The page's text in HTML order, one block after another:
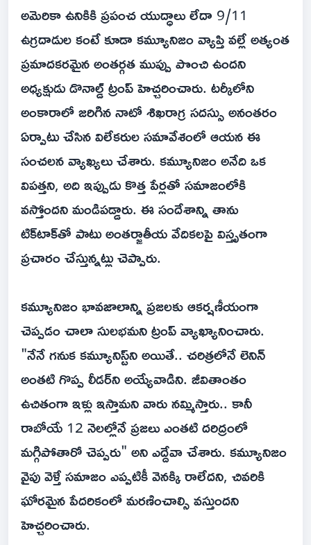
అమెరికా ఉనికికి ప్రపంచ యుద్ధాలు లేదా 9/11
ఉగ్రదాడుల కంటే కూడా కమ్యూనిజం వ్యాప్తి వల్లే అత్యంత
ప్రమాదకరమైన అంతర్గత ముప్పు పొంచి ఉందని
అధ్యక్షుడు డొనాల్డ్ ట్రంప్ హెచ్చరించారు. టర్కీలోని
అంకారాలో జరిగిన నాటో శిఖరాగ్ర సదస్సు అనంతరం
ఏర్పాటు చేసిన విలేకరుల సమావేశంలో ఆయన ఈ
సంచలన వ్యాఖ్యలు చేశారు. కమ్యూనిజం అనేది ఒక
విపత్తని, అది ఇప్పుడు కొత్త పేర్లతో సమాజంలోకి
వస్తోందని మండిపడ్డారు. ఈ సందేశాన్ని తాను
టిక్‌టాక్‌తో పాటు అంతర్జాతీయ వేదికలపై విస్తృతంగా
ప్రచారం చేస్తున్నట్లు చెప్పారు.
కమ్యూనిజం భావజాలాన్ని ప్రజలకు ఆకర్షణీయంగా
చెప్పడం చాలా సులభమని ట్రంప్ వ్యాఖ్యానించారు.
"నేనే గనుక కమ్యూనిస్ట్‌ని అయితే.. చరిత్రలోనే లెనిన్
అంతటి గొప్ప లీడర్‌ని అయ్యేవాడిని. జీవితాంతం
ఉచితంగా ఇళ్లు ఇస్తామని వారు నమ్మిస్తారు.. కానీ
రాబోయే 12 నెలల్లోనే ప్రజలు ఎంతటి దరిద్రంలో
మగ్గిపోతారో చెప్పరు" అని ఎద్దేవా చేశారు. కమ్యూనిజం
వైపు వెళ్తే సమాజం ఎప్పటికీ వెనక్కి రాలేదని, చివరికి
ఘోరమైన పేదరికంలో మరణించాల్సి వస్తుందని
హెచ్చరించారు.